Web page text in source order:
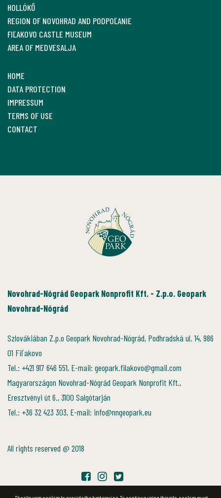
HOLLÓKŐ
REGION OF NOVOHRAD AND PODPOĽANIE
FIĽAKOVO CASTLE MUSEUM
AREA OF MEDVESALJA
HOME
DATA PROTECTION
IMPRESSUM
TERMS OF USE
CONTACT
Novohrad-Nógrád Geopark Nonprofit Kft. - Z.p.o. Geopark
Novohrad-Nógrád
Szlovákiában Z.p.o Geopark Novohrad-Nógrád, Podhradská ul. 14, 986
01 Fiľakovo
Tel.: +421 917 646 551, E-mail: geopark.filakovo@gmail.com
Magyarországon Novohrad-Nógrád Geopark Nonprofit Kft.,
Eresztvényi út 6., 3100 Salgótarján
Tel.: +36 32 423 303, E-mail: info@nngeopark.eu
All rights reserved @ 2018